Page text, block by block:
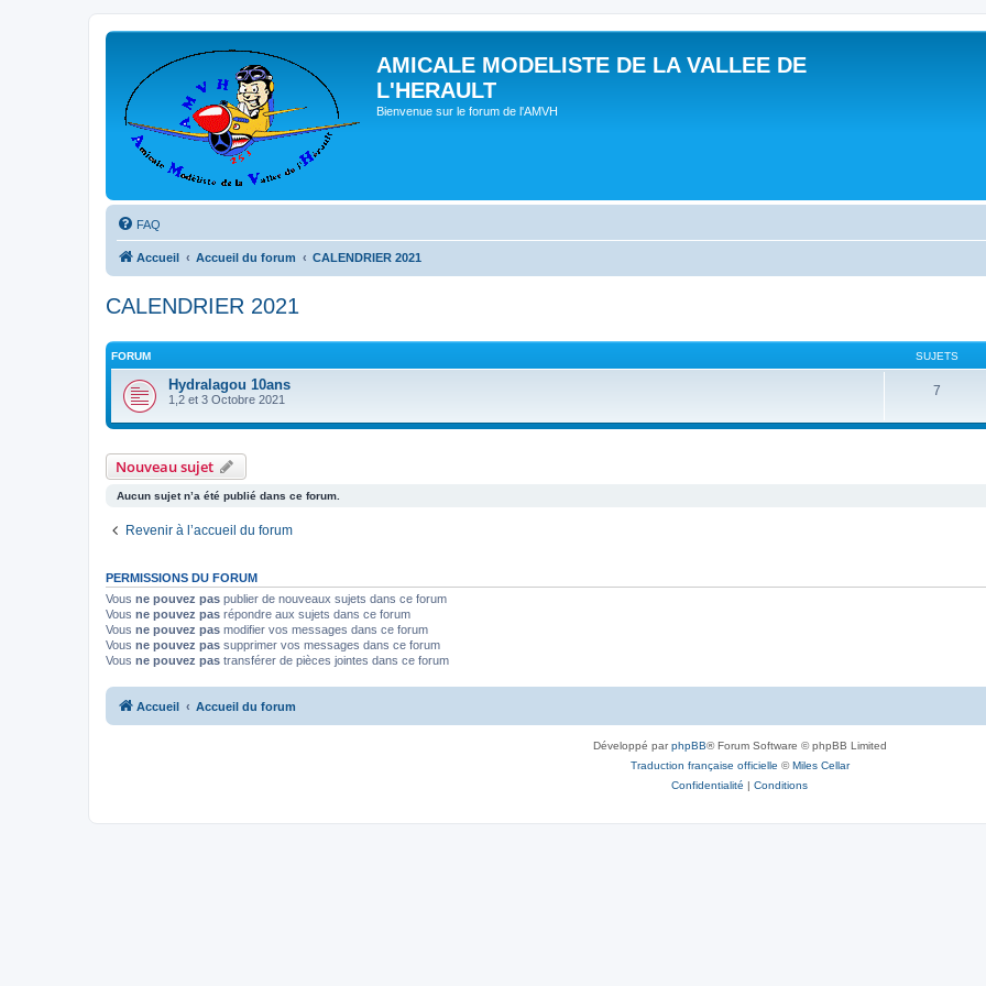
AMICALE MODELISTE DE LA VALLEE DE
L'HERAULT
Bienvenue sur le forum de l'AMVH
FAQ
Accueil Accueil du forum CALENDRIER 2021
CALENDRIER 2021
FORUM SUJETS
Hydralagou 10ans
1,2 et 3 Octobre 2021
7
Nouveau sujet
Aucun sujet n’a été publié dans ce forum.
Revenir à l’accueil du forum
PERMISSIONS DU FORUM
Vous ne pouvez pas publier de nouveaux sujets dans ce forum
Vous ne pouvez pas répondre aux sujets dans ce forum
Vous ne pouvez pas modifier vos messages dans ce forum
Vous ne pouvez pas supprimer vos messages dans ce forum
Vous ne pouvez pas transférer de pièces jointes dans ce forum
Accueil Accueil du forum
Développé parphpBB® Forum Software © phpBB Limited
Traduction française officielle ©Miles Cellar
Confidentialité | Conditions